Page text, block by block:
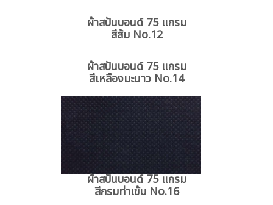
ผ้าสปันบอนด์ 75 แกรม
สีส้ม No.12
ผ้าสปันบอนด์ 75 แกรม
สีเหลืองมะนาว No.14
ผ้าสปันบอนด์ 75 แกรม
สีกรมท่าเข้ม No.16